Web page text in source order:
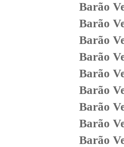
Barão
Barão
Barão
Barão
Barão
Barão
Barão
Barão
Barão